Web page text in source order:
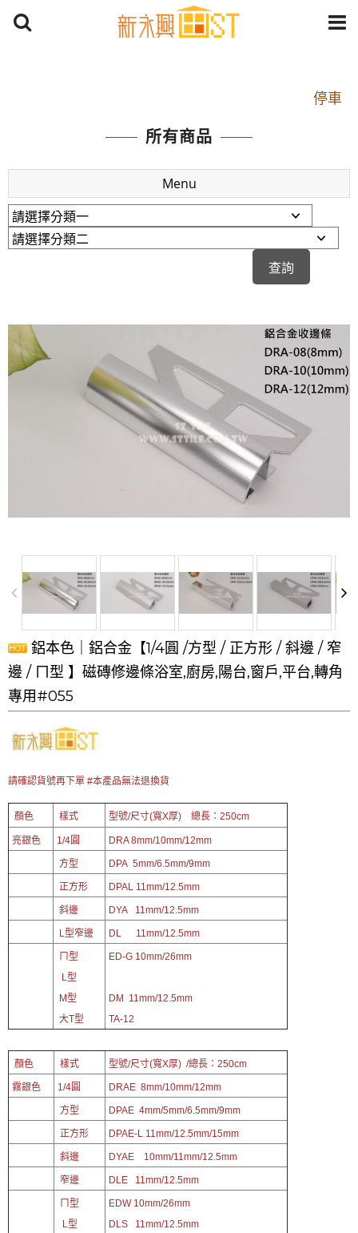
停車
捷運： 中和線【頂溪站 2 號出口】往中山路1段139
原Line已滿 無法加Line好友 請親愛的客戶加入
LINE官方帳號@a0975005573
開車：中山路1段 到永平路路口(樂華夜市口)門口可
停車
捷運： 中和線【頂溪站 2 號出口】往中山路1段139
原Line已滿 無法加Line好友 請親愛的客戶加入
LINE官方帳號@a0975005573
所有商品
Menu
鋁本色｜鋁合金【1/4圓 /方型 / 正方形 / 斜邊 / 窄
邊 / ㄇ型 】磁磚修邊條浴室,廚房,陽台,窗戶,平台,轉角
專用#055
請確認貨號再下單 #本產品無法退換貨
顏色 樣式 型號/尺寸(寬X厚) 總長：250cm
亮銀色 1/4圓 DRA 8mm/10mm/12mm
方型 DPA 5mm/6.5mm/9mm
正方形 DPAL 11 mm/12.5mm
斜邊 DYA 11mm/12.5mm
L型窄邊 DL 11mm/12.5mm
ㄇ型
L型
M型
大T型
ED-G 10mm/26mm
DM 11mm/12.5mm
TA-12
顏色 樣式 型號/尺寸(寬X厚) /總長：250cm
霧銀色 1/4圓 DRAE 8mm/10mm/12mm
方型 DPAE 4mm/5mm/6.5mm/9mm
正方形 DPAE-L 11 mm/12.5mm/15mm
斜邊 DYAE 10mm/11mm/12.5mm
窄邊 DLE 11mm/12.5mm
ㄇ型
L型
EDW 10mm/26mm
DLS 11mm/12.5mm